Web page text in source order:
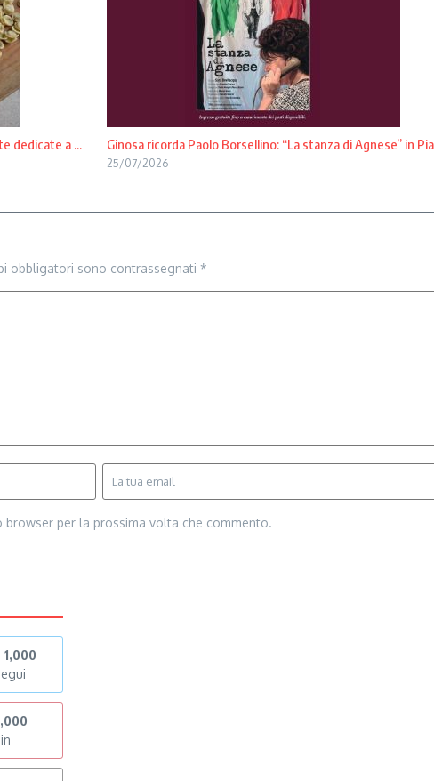
dedicate a ... Ginosa ricorda Paolo Borsellino: “La stanza di Agnese” in
25/07/2026
obbligatori sono contrassegnati *
per la prossima volta che commento.
1,000